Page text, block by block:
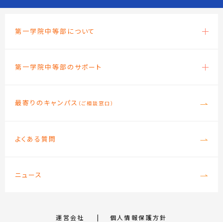
第一学院中等部について
第一学院中等部のサポート
最寄りのキャンパス （ご相談窓口）
よくある質問
ニュース
運営会社 個人情報保護方針